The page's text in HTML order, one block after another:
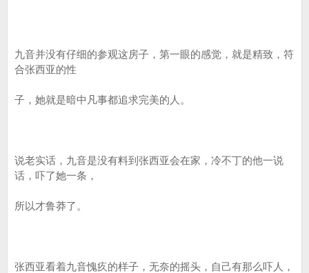
九音并没有仔细的参观这房子，第一眼的感觉，就是精致，符
合张西亚的性
子，她就是暗中凡事都追求完美的人。
说老实话，九音是没有料到张西亚会在家，冷不丁的他一说
话，吓了她一条，
所以才鲁莽了。
张西亚看着九音愧疚的样子，无奈的摇头，自己有那么吓人，